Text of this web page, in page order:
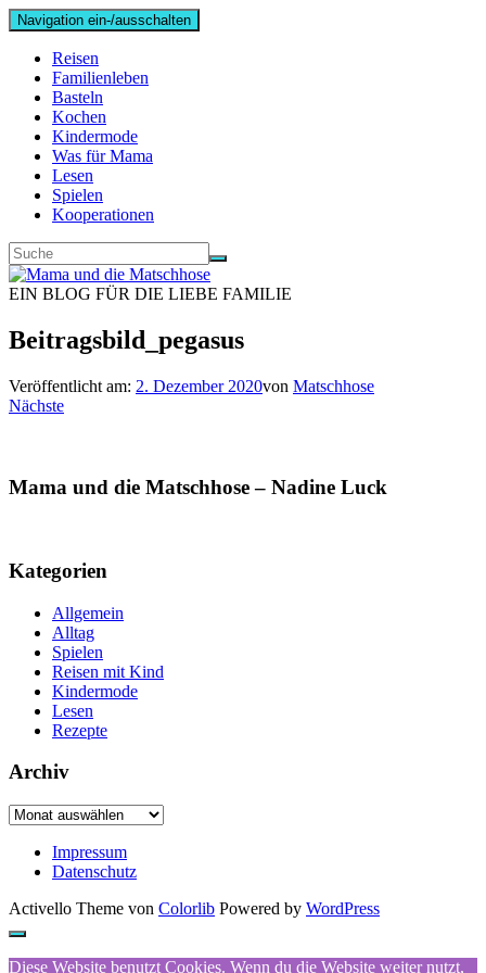
Navigation ein-/ausschalten
Reisen
Familienleben
Basteln
Kochen
Kindermode
Was für Mama
Lesen
Spielen
Kooperationen
EIN BLOG FÜR DIE LIEBE FAMILIE
Beitragsbild_pegasus
Veröffentlicht am: 2. Dezember 2020von Matschhose
Nächste
Mama und die Matschhose – Nadine Luck
Kategorien
Allgemein
Alltag
Spielen
Reisen mit Kind
Kindermode
Lesen
Rezepte
Archiv
Archiv
Impressum
Datenschutz
Activello Theme von Colorlib Powered by WordPress
Diese Website benutzt Cookies. Wenn du die Website weiter nutzt,